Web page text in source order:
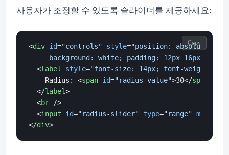
사용자가 조정할 수 있도록 슬라이더를 제공하세요:
Copy
<div id="controls" style="position: absolute;
background: white; padding: 12px 16px;
<label style="font-size: 14px; font-weight:
    Radius:
<span id="radius-value">30</span
</label>
<br />
<input id="radius-slider" type="range" min
</div>